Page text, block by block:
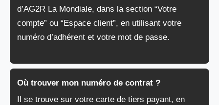
d’AG2R La Mondiale, dans la section “Votre
compte” ou “Espace client”, en utilisant votre
numéro d’adhérent et votre mot de passe.
Où trouver mon numéro de contrat ?
Il se trouve sur votre carte de tiers payant, en